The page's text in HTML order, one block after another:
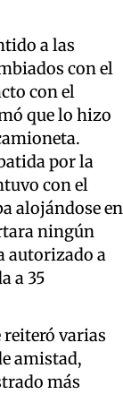
a las
con el
con el
que lo hizo
por la
con el
alojándose en
ningún
autorizado a
a 35
reiteró varias
amistad,
más